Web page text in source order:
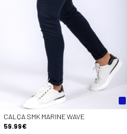
CALÇA SMK MARINE WAVE
59.99€